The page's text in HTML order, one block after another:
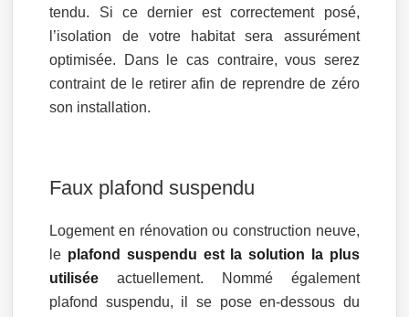
tendu. Si ce dernier est correctement posé,
l’isolation de votre habitat sera assurément
optimisée. Dans le cas contraire, vous serez
contraint de le retirer afin de reprendre de zéro
son installation.
Faux plafond suspendu
Logement en rénovation ou construction neuve,
le plafond suspendu est la solution la plus
utilisée actuellement. Nommé également
plafond suspendu, il se pose en-dessous du